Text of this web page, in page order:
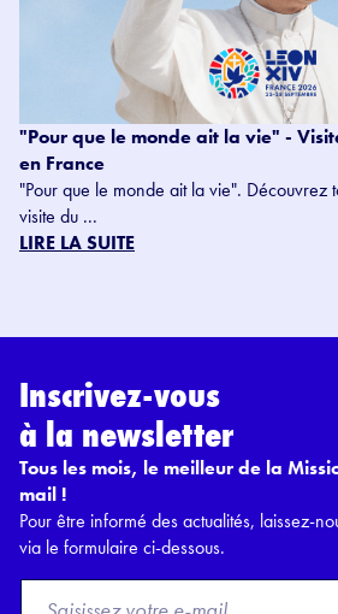
"Pour que le monde ait la vie" -
en France
"Pour que le monde ait la vie". Découvrez
visite du ...
LIRE LA SUITE
Inscrivez-vous
à la newsletter
Tous les mois, le meilleur de la
mail !
Pour être informé des actualités, laissez-
via le formulaire ci-dessous.